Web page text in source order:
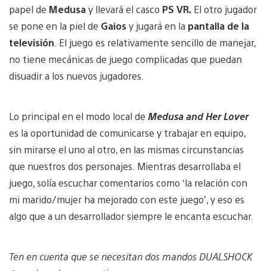
papel de Medusay llevará el casco PS VR. El otro jugador
se pone en la piel de Gaiosy jugará en la pantalla de la
televisión . El juego es relativamente sencillo de manejar,
no tiene mecánicas de juego complicadas que puedan
disuadir a los nuevos jugadores.
Lo principal en el modo local de Medusa and Her Lover
es la oportunidad de comunicarse y trabajar en equipo,
sin mirarse el uno al otro, en las mismas circunstancias
que nuestros dos personajes. Mientras desarrollaba el
juego, solía escuchar comentarios como ‘la relación con
mi marido/mujer ha mejorado con este juego’, y eso es
algo que a un desarrollador siempre le encanta escuchar.
Ten en cuenta que se necesitan dos mandos DUALSHOCK